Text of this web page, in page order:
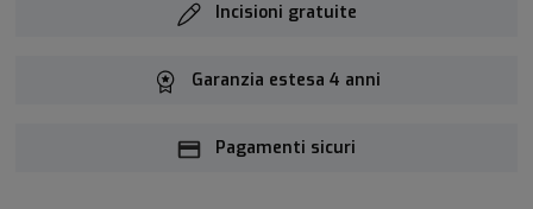
Incisioni gratuite
Garanzia estesa 4 anni
Pagamenti sicuri